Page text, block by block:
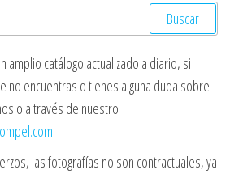
amplio catálogo actualizado a diario, si
no encuentras o tienes alguna duda sobre
a través de nuestro
.
las fotografías no son contractuales, ya